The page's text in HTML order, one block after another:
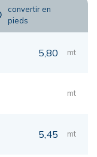
convertir en
pieds
5,80 mt
mt
5,45 mt